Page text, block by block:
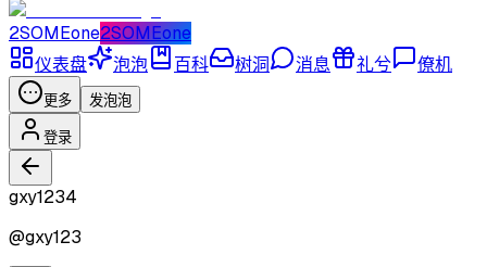
2SOMEone2SOMEone
仪表盘
泡泡 百科 树洞 消息 礼兮 僚机
更多 发泡泡
登录
gxy1234
@gxy123